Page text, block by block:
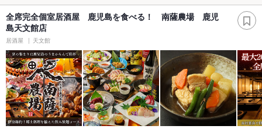
全席完全個室居酒屋 鹿児島を食べる！ 南薩農場 鹿児
島天文館店
居酒屋 天文館